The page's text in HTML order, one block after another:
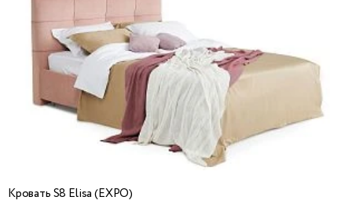
Кровать S8 Elisa (EXPO)